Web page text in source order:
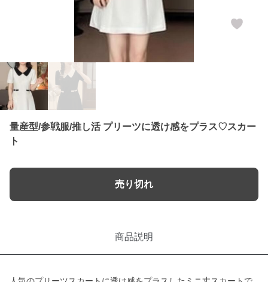
量産型/参戦服/推し活 プリーツに透け感をプラス♡スカー
ト
売り切れ
商品説明